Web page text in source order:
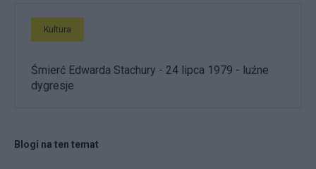
Kultura
Śmierć Edwarda Stachury - 24 lipca 1979 - luźne
dygresje
Blogi na ten temat